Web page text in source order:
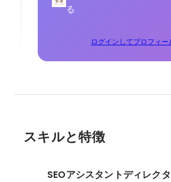
る
ログインしてプロフィー
スキルと特徴
SEOアシスタントディレク